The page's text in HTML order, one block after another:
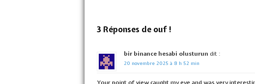
3 Réponses de ouf !
bir binance hesabi olusturun dit :
20 novembre 2025 à 8 h 52 min